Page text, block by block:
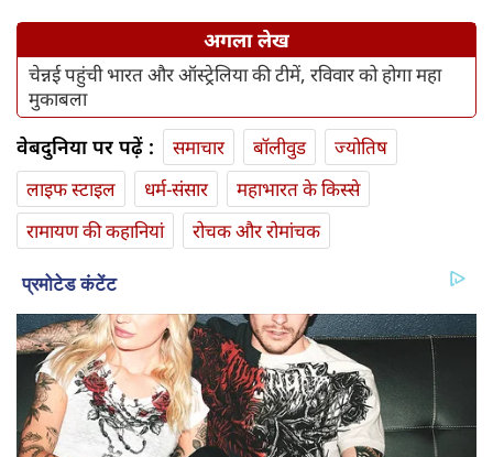
अगला लेख
चेन्नई पहुंची भारत और ऑस्ट्रेलिया की टीमें, रविवार को होगा महा
मुकाबला
वेबदुनिया पर पढ़ें : समाचार बॉलीवुड
ज्योतिष
लाइफ स्‍टाइल
धर्म-संसार
महाभारत के किस्से
रामायण की कहानियां
रोचक और रोमांचक